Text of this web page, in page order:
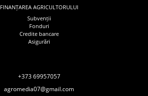
FINANȚAREA AGRICULTORULUI
Subvenții
Fonduri
Credite bancare
Asigurări
+373 69957057
agromedia07@gmail.com